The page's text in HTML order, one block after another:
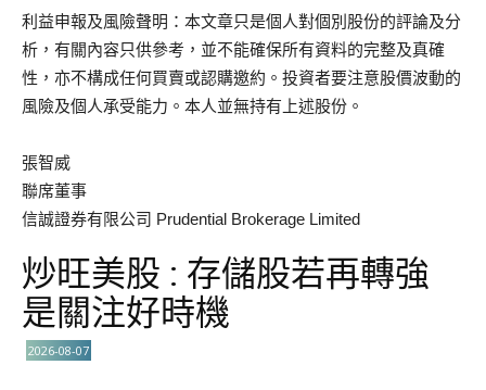
利益申報及風險聲明：本文章只是個人對個別股份的評論及分
析，有關內容只供參考，並不能確保所有資料的完整及真確
性，亦不構成任何買賣或認購邀約。投資者要注意股價波動的
風險及個人承受能力。本人並無持有上述股份。
張智威
聯席董事
信誠證券有限公司 Prudential Brokerage Limited
炒旺美股 : 存儲股若再轉強
是關注好時機
2026-08-07